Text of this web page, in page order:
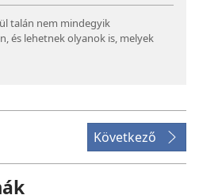
talán nem mindegyik
és lehetnek olyanok is, melyek
Következő